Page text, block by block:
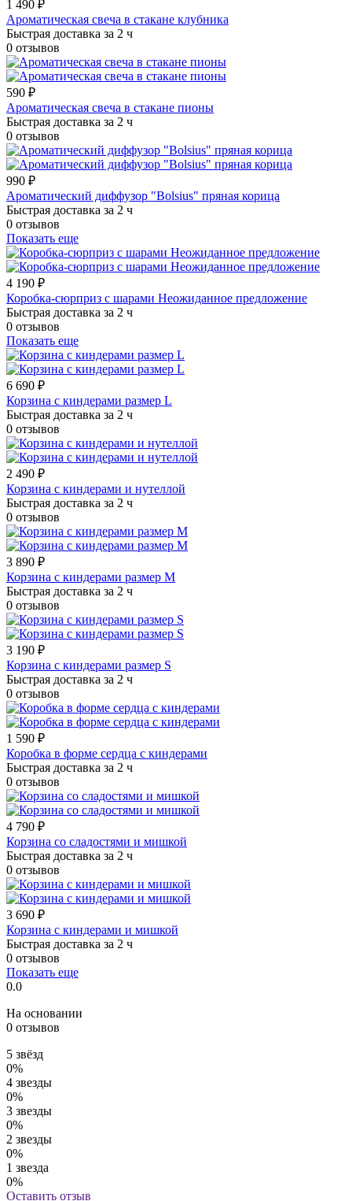
1 490 ₽
Ароматическая свеча в стакане клубника
Быстрая доставка за 2 ч
0 отзывов
590 ₽
Ароматическая свеча в стакане пионы
Быстрая доставка за 2 ч
0 отзывов
990 ₽
Ароматический диффузор "Bolsius" пряная корица
Быстрая доставка за 2 ч
0 отзывов
Показать еще
4 190 ₽
Коробка-сюрприз с шарами Неожиданное предложение
Быстрая доставка за 2 ч
0 отзывов
Показать еще
6 690 ₽
Корзина с киндерами размер L
Быстрая доставка за 2 ч
0 отзывов
2 490 ₽
Корзина с киндерами и нутеллой
Быстрая доставка за 2 ч
0 отзывов
3 890 ₽
Корзина с киндерами размер M
Быстрая доставка за 2 ч
0 отзывов
3 190 ₽
Корзина с киндерами размер S
Быстрая доставка за 2 ч
0 отзывов
1 590 ₽
Коробка в форме сердца с киндерами
Быстрая доставка за 2 ч
0 отзывов
4 790 ₽
Корзина со сладостями и мишкой
Быстрая доставка за 2 ч
0 отзывов
3 690 ₽
Корзина с киндерами и мишкой
Быстрая доставка за 2 ч
0 отзывов
Показать еще
0.0
На основании
0 отзывов
5 звёзд
0%
4 звезды
0%
3 звезды
0%
2 звезды
0%
1 звезда
0%
Оставить отзыв